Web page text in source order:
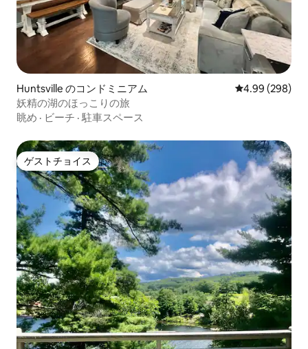
Huntsville のコンドミニアム レビュー298
4.99 (298)
妖精の湖のほっこりの旅
眺め · ビーチ ·駐車スペース
ゲストチョイス
ゲストチョイス